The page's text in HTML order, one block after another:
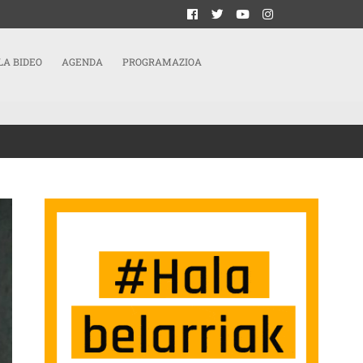
BIDEO AGENDA PROGRAMAZIOA